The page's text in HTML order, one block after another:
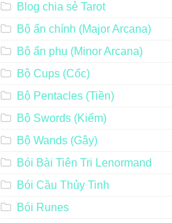
Blog chia sẻ Tarot
Bộ ẩn chính (Major Arcana)
Bộ ẩn phụ (Minor Arcana)
Bộ Cups (Cốc)
Bộ Pentacles (Tiền)
Bộ Swords (Kiếm)
Bộ Wands (Gậy)
Bói Bài Tiên Tri Lenormand
Bói Cầu Thủy Tinh
Bói Runes